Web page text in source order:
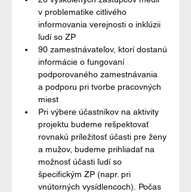
v problematike citlivého
informovania verejnosti o inklúzii
ľudí so ZP
90 zamestnávateľov, ktorí dostanú
informácie o fungovaní
podporovaného zamestnávania
a podporu pri tvorbe pracovných
miest
Pri výbere účastníkov na aktivity
projektu budeme rešpektovať
rovnakú príležitosť účasti pre ženy
a mužov, budeme prihliadať na
možnosť účasti ľudí so
špecifickým ZP (napr. pri
vnútorných vysídlencoch). Počas